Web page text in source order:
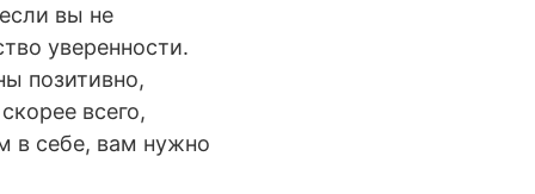
вы не
уверенности.
позитивно,
всего,
в себе, вам нужно